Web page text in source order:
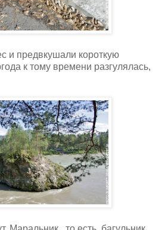
и предвкушали короткую
к тому времени разгулялась,